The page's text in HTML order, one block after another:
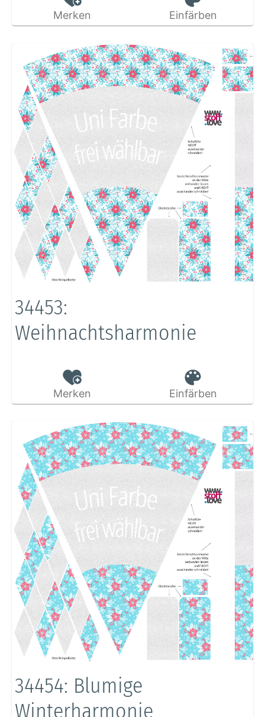
Merken Einfärben
34453:
Weihnachtsharmonie
Merken Einfärben
34454: Blumige
Winterharmonie